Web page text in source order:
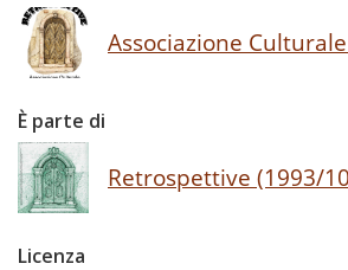
Associazione
È parte di
Retrospettive (1993/
Licenza